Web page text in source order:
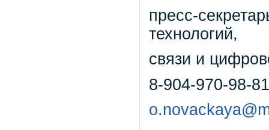
пресс-
технологий,
связи и
8-904-970-98-